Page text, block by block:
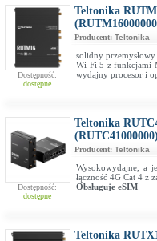
Dostępność:
dostępne
Teltonika
Producent: Teltonika
solidny
Wi-Fi 5 z funkcjami
wydajny procesor i
Dostępność:
dostępne
Teltonika
Producent: Teltonika
Wysokowydajne, a
łączność 4G Cat 4 z
Obsługuje eSIM
Teltonika